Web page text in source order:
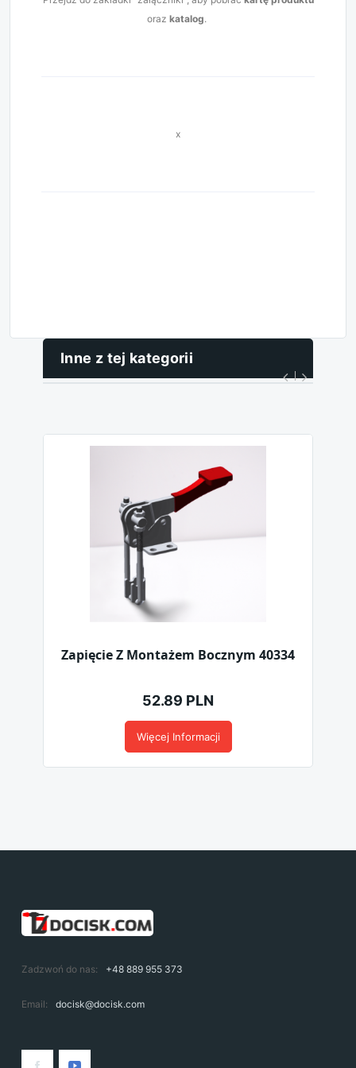
oraz katalog.
x
Inne z tej kategorii
Zapięcie Z Montażem Bocznym 40334
52.89 PLN
Więcej Informacji
Zadzwoń do nas: +48 889 955 373
Email: docisk@docisk.com